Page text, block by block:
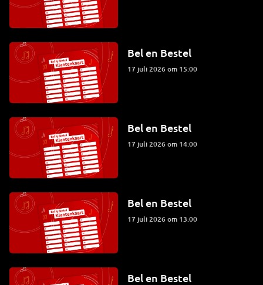
Bel en Bestel
17 juli 2026 om 15:00
Bel en Bestel
17 juli 2026 om 14:00
Bel en Bestel
17 juli 2026 om 13:00
Bel en Bestel